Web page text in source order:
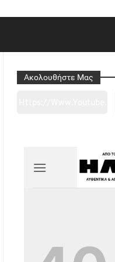
Ακολουθήστε Μας
2ge3sheyTkgpAkeBan